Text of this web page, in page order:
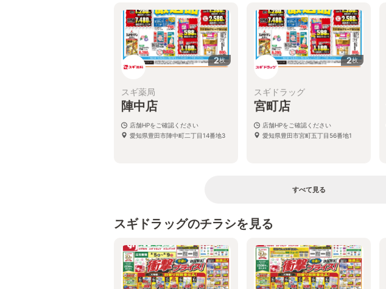
2枚
スギ薬局
陣中店
店舗HPをご確認ください
愛知県豊田市陣中町二丁目14番地3
2枚
スギドラッグ
宮町店
店舗HPをご確認ください
愛知県豊田市宮町五丁目56番地1
すべて見る
スギドラッグのチラシを見る